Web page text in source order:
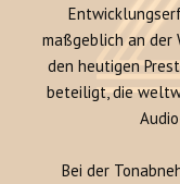
maßgeblich an der
den heutigen
beteiligt, die
Bei der